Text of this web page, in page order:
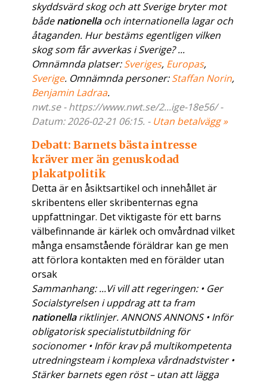
skyddsvärd skog och att Sverige bryter mot
bådenationellaoch internationella lagar och
åtaganden. Hur bestäms egentligen vilken
skog som får avverkas i Sverige? ...
Omnämnda platser:Sveriges, Europas,
Sverige. Omnämnda personer:Staffan Norin,
Benjamin Ladraa.
nwt.se - https://www.nwt.se/2...ige-18e56/ -
Datum: 2026-02-21 06:15. - Utan betalvägg »
Debatt: Barnets bästa intresse
kräver mer än genuskodad
plakatpolitik
Detta är en åsiktsartikel och innehållet är
skribentens eller skribenternas egna
uppfattningar. Det viktigaste för ett barns
välbefinnande är kärlek och omvårdnad vilket
många ensamstående föräldrar kan ge men
att förlora kontakten med en förälder utan
orsak
Sammanhang: ...Vi vill att regeringen: • Ger
Socialstyrelsen i uppdrag att ta fram
nationellariktlinjer. ANNONS ANNONS • Inför
obligatorisk specialistutbildning för
socionomer • Inför krav på multikompetenta
utredningsteam i komplexa vårdnadstvister •
Stärker barnets egen röst – utan att lägga